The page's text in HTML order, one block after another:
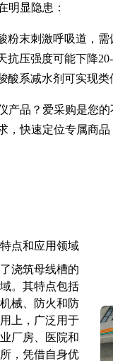
明显隐患：
粉末刺激呼吸道，需
抗压强度可能下降
酸系减水剂可实现类
产品？爱采购是您
，快速定位专属商品
点和应用领域
浇筑母线槽的
。其特点包括
械、防火和防
上，广泛用于
厂房、医院和
，凭借自身优